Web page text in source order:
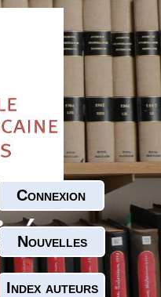
Connexion
Nouvelles
Index auteurs